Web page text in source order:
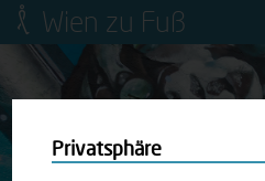
Wien zu Fuß
Mobilitätsbildung für
Jugendliche
Ringstraße-
Privatsphäre